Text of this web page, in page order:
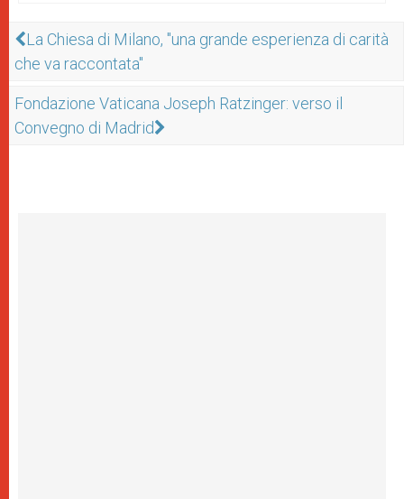
La Chiesa di Milano, "una grande esperienza di carità
che va raccontata"
Fondazione Vaticana Joseph Ratzinger: verso il
Convegno di Madrid